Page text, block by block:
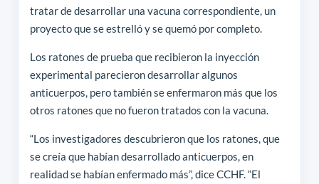
tratar de desarrollar una vacuna correspondiente, un
proyecto que se estrelló y se quemó por completo.
Los ratones de prueba que recibieron la inyección
experimental parecieron desarrollar algunos
anticuerpos, pero también se enfermaron más que los
otros ratones que no fueron tratados con la vacuna.
“Los investigadores descubrieron que los ratones, que
se creía que habían desarrollado anticuerpos, en
realidad se habían enfermado más”, dice CCHF. “El